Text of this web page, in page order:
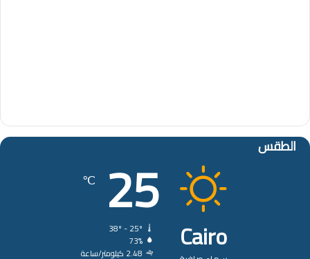
الطقس
Cairo
25
℃
73%
2.48 كيلومتر/ساعة